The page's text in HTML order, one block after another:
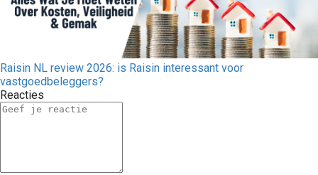
Raisin NL review 2026: is Raisin interessant voor
vastgoedbeleggers?
Reacties